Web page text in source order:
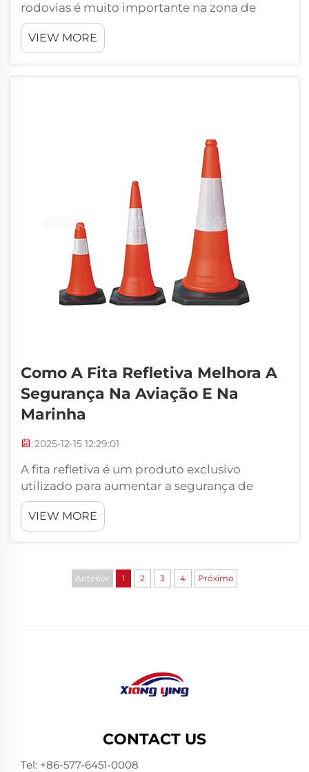
rodovias é muito importante na zona de
trabalho. Ele facilita a visualização pelos
trabalhadores, especialmente quando está
escuro ou o tempo está ruim. Isso é
VIEW MORE
Como A Fita Refletiva Melhora A
Segurança Na Aviação E Na
Marinha
2025-12-15 12:29:01
A fita refletiva é um produto exclusivo
utilizado para aumentar a segurança de
aeronaves e embarcações. É composta por
pequenas esferas de vidro ou prismas que
capturam a luz. Isso cria um reflexo que brilha
pilotos que voam em ...
VIEW MORE
Anterior 1 2 3 4 Próximo
CONTACT US
Tel: +86-577-6451-0008